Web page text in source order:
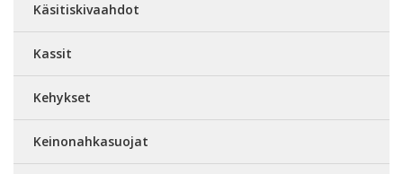
Käsitiskivaahdot
Kassit
Kehykset
Keinonahkasuojat